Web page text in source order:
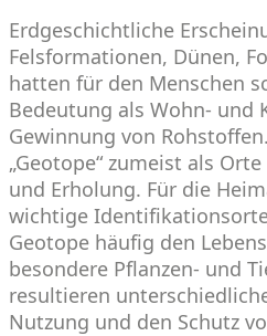
Erdgeschichtliche
Felsformationen, Dünen,
hatten für den Menschen
Bedeutung als Wohn- und
Gewinnung von
„Geotope“ zumeist als
und Erholung. Für die
wichtige
Geotope häufig den
besondere Pflanzen- und
resultieren
Nutzung und den Schutz